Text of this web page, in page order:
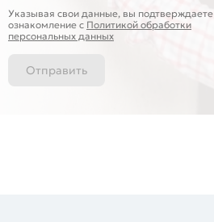
Указывая свои данные, вы подтверждаете
ознакомление c Политикой обработки
персональных данных
Отправить